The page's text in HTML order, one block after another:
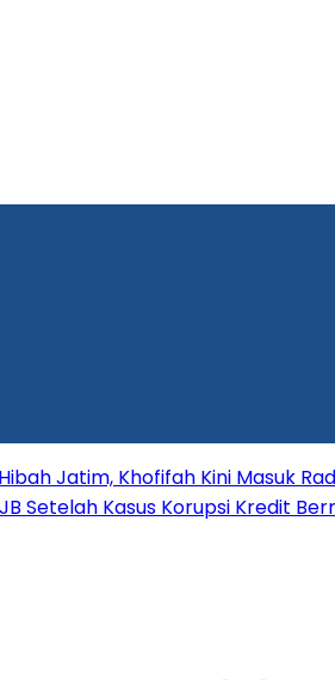
Jatim, Khofifah Kini Masuk
Setelah Kasus Korupsi Kredit